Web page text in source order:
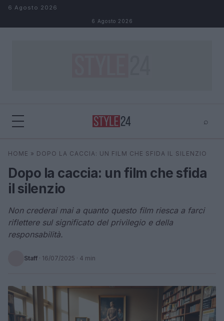
Salta al contenuto
6 Agosto 2026
6 Agosto 2026
⌕
Cerca ⌕ ×
HOME » DOPO LA CACCIA: UN FILM CHE SFIDA IL SILENZIO
Dopo la caccia: un film che sfida
il silenzio
Non crederai mai a quanto questo film riesca a farci
riflettere sul significato del privilegio e della
responsabilità.
Staff · 16/07/2025 · 4 min